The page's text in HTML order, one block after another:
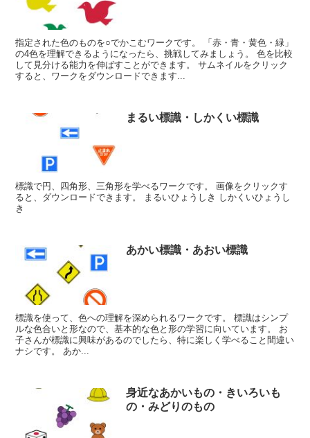
指定された色のものを○でかこむワークです。 「赤・青・黄色・緑」
の4色を理解できるようになったら、挑戦してみましょう。 色を比較
して見分ける能力を伸ばすことができます。 サムネイルをクリック
すると、ワークをダウンロードできます...
まるい標識・しかくい標識
標識で円、四角形、三角形を学べるワークです。 画像をクリックす
ると、ダウンロードできます。 まるいひょうしき しかくいひょうし
き
あかい標識・あおい標識
標識を使って、色への理解を深められるワークです。 標識はシンプ
ルな色合いと形なので、基本的な色と形の学習に向いています。 お
子さんが標識に興味があるのでしたら、特に楽しく学べること間違い
ナシです。 あか...
身近なあかいもの・きいろいも
の・みどりのもの